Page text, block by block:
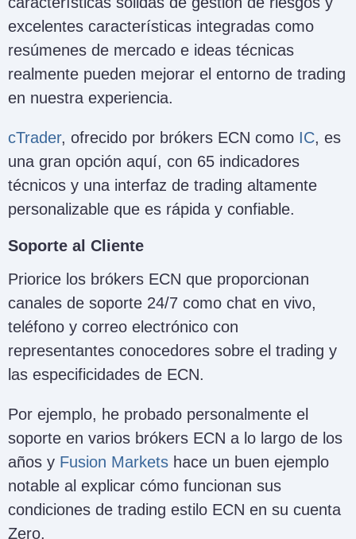
excelentes características integradas como
resúmenes de mercado e ideas técnicas
realmente pueden mejorar el entorno de trading
en nuestra experiencia.
cTrader, ofrecido por brókers ECN como IC, es
una gran opción aquí, con 65 indicadores
técnicos y una interfaz de trading altamente
personalizable que es rápida y confiable.
Soporte al Cliente
Priorice los brókers ECN que proporcionan
canales de soporte 24/7 como chat en vivo,
teléfono y correo electrónico con
representantes conocedores sobre el trading y
las especificidades de ECN.
Por ejemplo, he probado personalmente el
soporte en varios brókers ECN a lo largo de los
años y Fusion Markets hace un buen ejemplo
notable al explicar cómo funcionan sus
condiciones de trading estilo ECN en su cuenta
Zero.